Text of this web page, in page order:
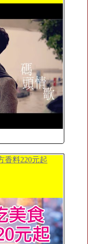
香料220元起